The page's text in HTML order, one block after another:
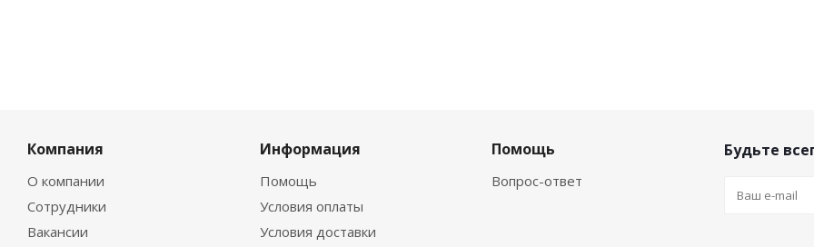
Компания
О компании
Сотрудники
Вакансии
Информация
Помощь
Условия оплаты
Условия доставки
Помощь
Вопрос-ответ
Будьте